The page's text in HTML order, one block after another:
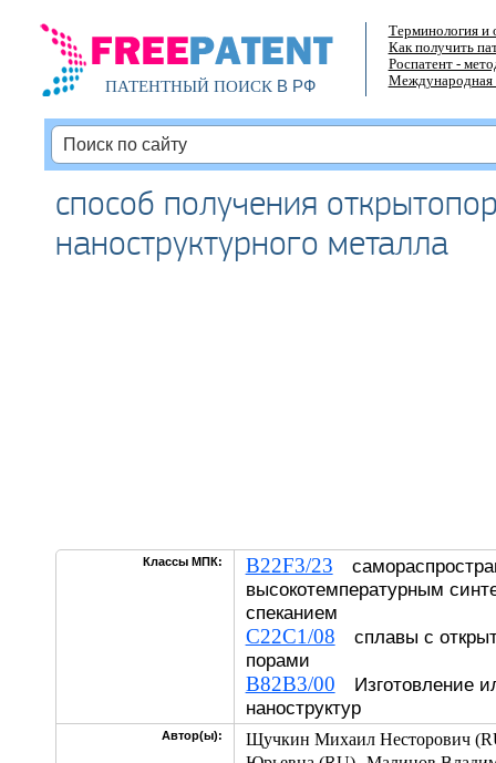
ПАТЕНТНЫЙ ПОИСКВ РФ
Терминология и
Как получить
Роспатент -
Международная
способ получения
наноструктурного металла
Классы МПК: B22F3/23
высокотемпературным
спеканием
C22C1/08 сплавы с
порами
B82B3/00 Изготовление
наноструктур
Автор(ы):
Щучкин Михаил Несторович